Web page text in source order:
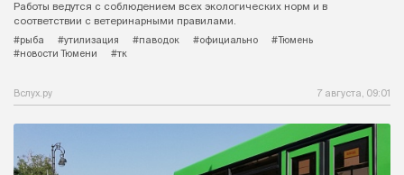
Работы ведутся с соблюдением всех экологических норм и в
соответствии с ветеринарными правилами.
#рыба
#утилизация #паводок #официально
#Тюмень
#новости Тюмени
#тк
Вслух.ру 7 августа, 09:01